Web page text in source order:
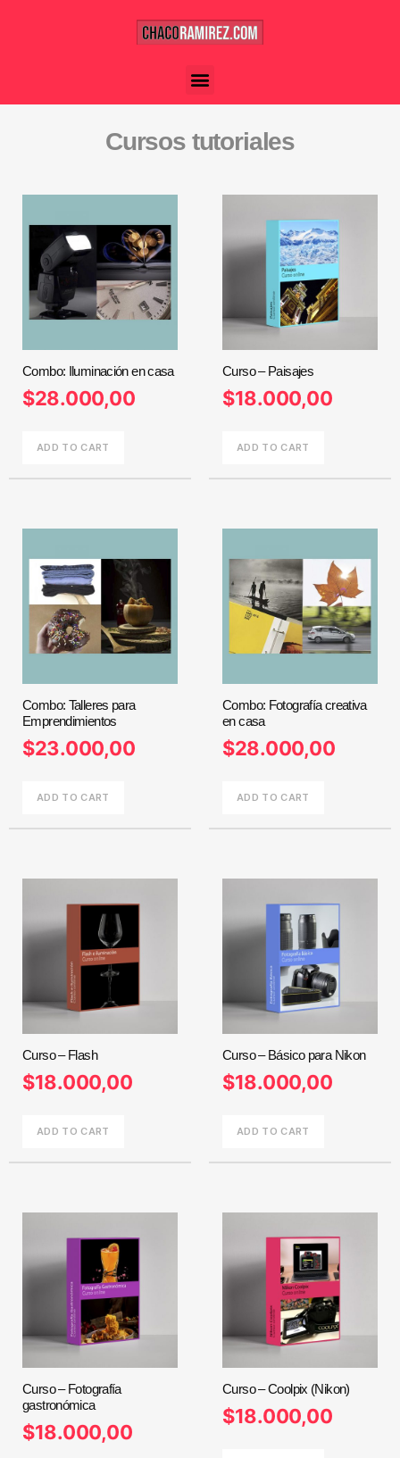
Cursos tutoriales
Combo: Iluminación en casa
$28.000,00
ADD TO CART
Curso – Paisajes
$18.000,00
ADD TO CART
Combo: Talleres para
Emprendimientos
$23.000,00
ADD TO CART
Combo: Fotografía creativa
en casa
$28.000,00
ADD TO CART
Curso – Flash
$18.000,00
ADD TO CART
Curso – Básico para Nikon
$18.000,00
ADD TO CART
Curso – Fotografía
gastronómica
$18.000,00
Curso – Coolpix (Nikon)
$18.000,00